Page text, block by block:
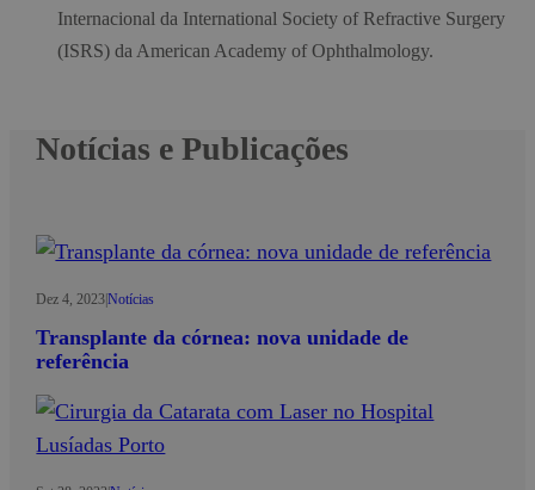
Internacional da International Society of Refractive Surgery
(ISRS) da American Academy of Ophthalmology.
Notícias e Publicações
Dez 4, 2023|Notícias
Transplante da córnea: nova unidade de
referência